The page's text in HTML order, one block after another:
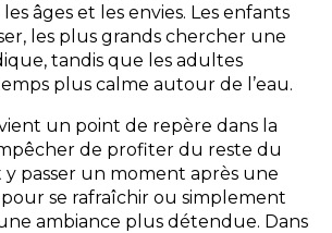
âges et les envies. Les enfants
les plus grands chercher une
tandis que les adultes
plus calme autour de l’eau.
un point de repère dans la
de profiter du reste du
passer un moment après une
se rafraîchir ou simplement
ambiance plus détendue. Dans